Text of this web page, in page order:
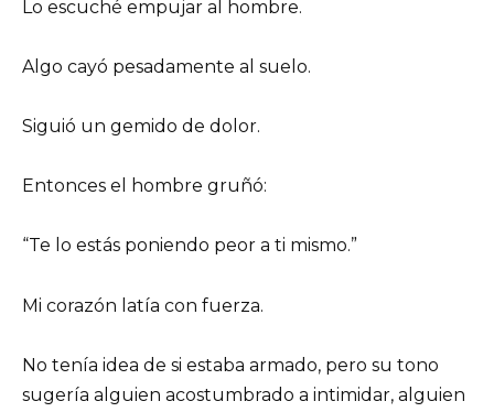
Lo escuché empujar al hombre.
Algo cayó pesadamente al suelo.
Siguió un gemido de dolor.
Entonces el hombre gruñó:
“Te lo estás poniendo peor a ti mismo.”
Mi corazón latía con fuerza.
No tenía idea de si estaba armado, pero su tono
sugería alguien acostumbrado a intimidar, alguien